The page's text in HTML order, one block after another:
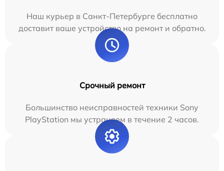
Наш курьер в Санкт-Петербурге бесплатно
доставит ваше устройство на ремонт и обратно.
Срочный ремонт
Большинство неисправностей техники Sony
PlayStation мы устраняем в течение 2 часов.